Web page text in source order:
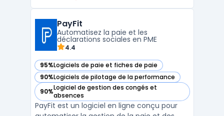
collaborateurs, du recrutement au suivi des
performanc ...
PayFit
Automatisez la paie et les
déclarations sociales en PME
4.4
95%Logiciels de paie et fiches de paie
— voir PayFit dans cette catégorie
90%Logiciels de pilotage de la performance
— voir PayFit dans cette catégorie
90%Logiciel de gestion des congés et
absences
— voir PayFit dans cette catégorie
PayFit est un logiciel en ligne conçu pour